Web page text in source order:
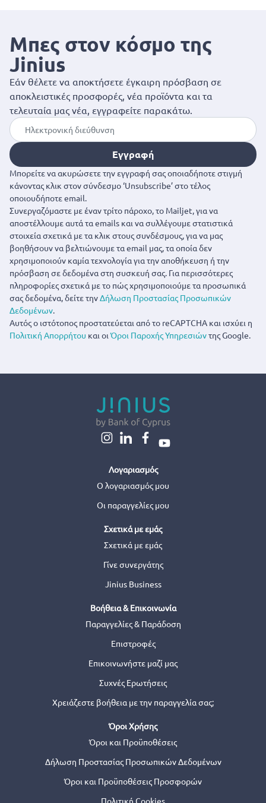
Μπες στον κόσμο της
Jinius
Εάν θέλετε να αποκτήσετε έγκαιρη πρόσβαση σε
αποκλειστικές προσφορές, νέα προϊόντα και τα
τελευταία μας νέα, εγγραφείτε παρακάτω.
Εγγραφή
Μπορείτε να ακυρώσετε την εγγραφή σας οποιαδήποτε στιγμή
κάνοντας κλικ στον σύνδεσμο ‘Unsubscribe’ στο τέλος
οποιουδήποτε email.
Συνεργαζόμαστε με έναν τρίτο πάροχο, το Mailjet, για να
αποστέλλουμε αυτά τα emails και να συλλέγουμε στατιστικά
στοιχεία σχετικά με τα κλικ στους συνδέσμους, για να μας
βοηθήσουν να βελτιώνουμε τα email μας, τα οποία δεν
χρησιμοποιούν καμία τεχνολογία για την αποθήκευση ή την
πρόσβαση σε δεδομένα στη συσκευή σας. Για περισσότερες
πληροφορίες σχετικά με το πώς χρησιμοποιούμε τα προσωπικά
σας δεδομένα, δείτε την Δήλωση Προστασίας Προσωπικών
Δεδομένων
Αυτός ο ιστότοπος προστατεύεται από το reCAPTCHA και ισχύει η
Πολιτική Απορρήτου και οιΌροι Παροχής Υπηρεσιώντης Google.
Λογαριασμός
Ο λογαριασμός μου
Οι παραγγελίες μου
Σχετικά με εμάς
Σχετικά με εμάς
Γίνε συνεργάτης
Jinius Business
Βοήθεια & Επικοινωνία
Παραγγελίες & Παράδοση
Επιστροφές
Επικοινωνήστε μαζί μας
Συχνές Ερωτήσεις
Χρειάζεστε βοήθεια με την παραγγελία σας;
Όροι Χρήσης
Όροι και Προϋποθέσεις
Δήλωση Προστασίας Προσωπικών Δεδομένων
Όροι και Προϋποθέσεις Προσφορών
Πολιτική Cookies